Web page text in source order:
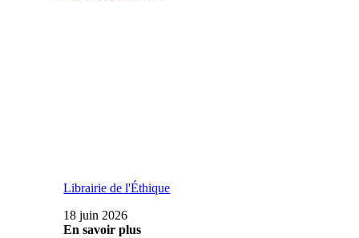
Librairie de l'Éthique
18 juin 2026
En savoir plus